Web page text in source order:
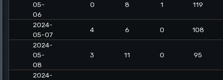
05-
06
0 8 1 119
2024-
05-07
4 6 0
108
2024-
05-
08
3 11 0 95
2024-